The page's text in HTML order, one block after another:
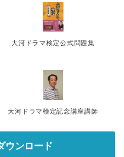
大河ドラマ検定公式問題集
大河ドラマ検定記念講座講師
ウンロード